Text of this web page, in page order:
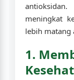
meningkat
lebih matang
1.